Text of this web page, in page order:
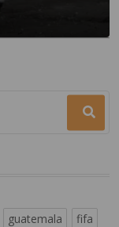
guatemala
fifa